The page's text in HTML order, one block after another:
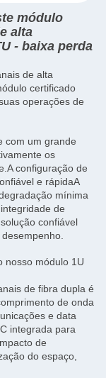
módulo
alta
- baixa perda
de alta
certificado
operações de
com um grande
os
configuração de
e rápidaA
mínima
de
confiável
nosso módulo 1U
de fibra dupla é
de onda
e data
integrada para
de
do espaço,